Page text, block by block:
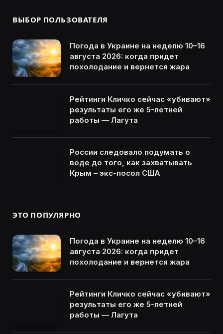
ВЫБОР ПОЛЬЗОВАТЕЛЯ
Погода в Украине на неделю 10–16
августа 2026: когда придет
похолодание и вернется жара
Рейтинги Кличко сейчас «убивают»
результаты его же 5-летней
работы — Лагута
России следовало подумать о
воде до того, как захватывать
Крым – экс-посол США
ЭТО ПОПУЛЯРНО
Погода в Украине на неделю 10–16
августа 2026: когда придет
похолодание и вернется жара
Рейтинги Кличко сейчас «убивают»
результаты его же 5-летней
работы — Лагута